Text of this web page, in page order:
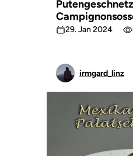
29. Jan 2024
irmgard_linz